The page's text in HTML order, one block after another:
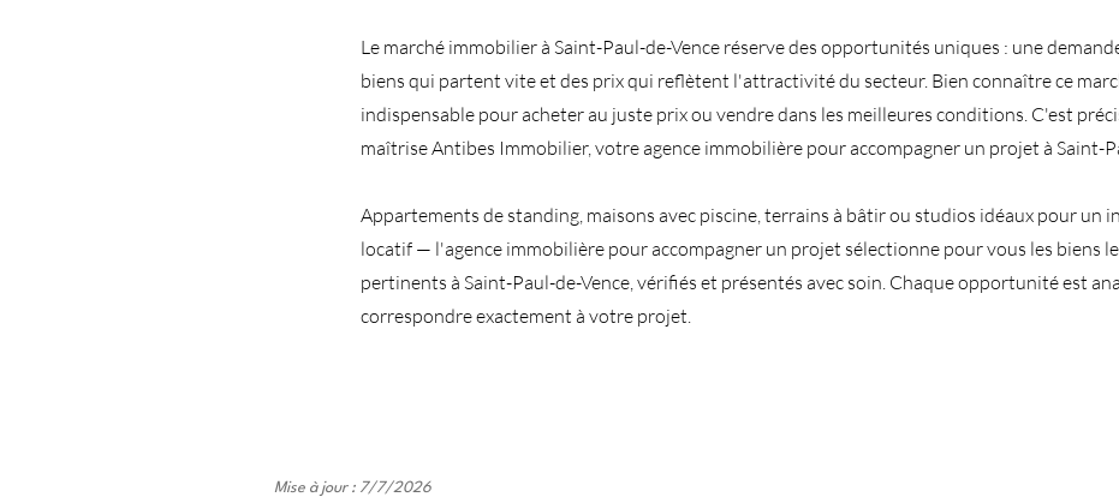
Le marché immobilier à Saint-Paul-de-Vence réserve des opportunités uniques : une
biens qui partent vite et des prix qui reflètent l'attractivité du secteur. Bien connaître ce
indispensable pour acheter au juste prix ou vendre dans les meilleures conditions. C'est
maîtrise Antibes Immobilier, votre agence immobilière pour accompagner un projet à Saint-
Appartements de standing, maisons avec piscine, terrains à bâtir ou studios idéaux pour un
locatif — l'agence immobilière pour accompagner un projet sélectionne pour vous les biens
pertinents à Saint-Paul-de-Vence, vérifiés et présentés avec soin. Chaque opportunité est
correspondre exactement à votre projet.
Mise à jour : 7/7/2026